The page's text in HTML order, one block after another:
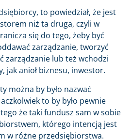
to powiedział, że jest
niż ta druga, czyli w
się do tego, żeby być
zarządzanie, tworzyć
zarządzanie lub też wchodzi
jak anioł biznesu, inwestor.
można by było nazwać
to by było pewnie
że taki fundusz sam w sobie
którego intencją jest
w różne przedsiębiorstwa.